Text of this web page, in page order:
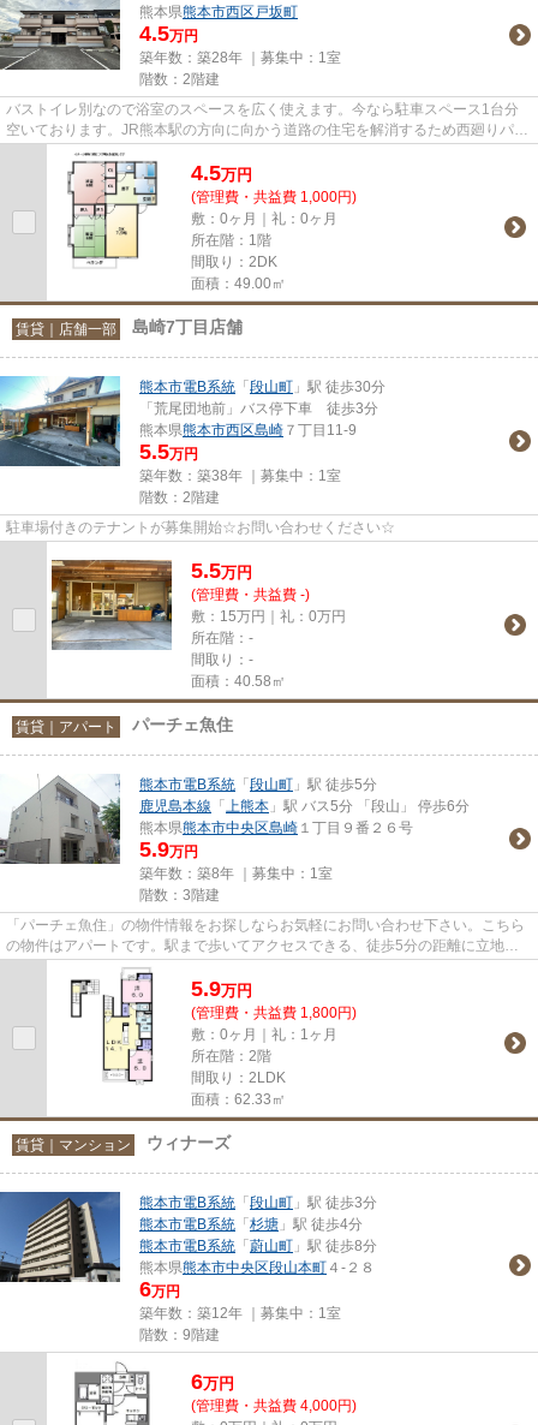
熊本県熊本市西区 戸坂町
4.5万円
築年数：築28年 ｜募集中： 1室
階数：2階建
バストイレ別なので浴室のスペースを広く使えます。今なら駐車スペース1台分
空いております。JR熊本駅の方向に向かう道路の住宅を解消するため西廻りパイ
パスも開通しました。渋滞緩和...
4.5万円
(管理費・共益費 1,000円)
敷：0ヶ月｜礼：0ヶ月
所在階：1階
間取り：2DK
面積：49.00㎡
賃貸｜店舗一部 島崎7丁目店舗
熊本市電B系統 「 段山町 」駅 徒歩30分
「荒尾団地前」バス停下車 徒歩3分
熊本県熊本市西区島崎 ７丁目11-9
5.5万円
築年数：築38年 ｜募集中： 1室
階数：2階建
駐車場付きのテナントが募集開始☆お問い合わせください☆
5.5万円
(管理費・共益費 -)
敷：15万円｜礼：0万円
所在階：-
間取り：-
面積：40.58㎡
賃貸｜アパート パーチェ魚住
熊本市電B系統 「 段山町 」駅 徒歩5分
鹿児島本線 「 上熊本 」駅 バス5分 「段山」 停歩6分
熊本県熊本市中央区島崎 １丁目９番２６号
5.9万円
築年数：築8年 ｜募集中： 1室
階数：3階建
「パーチェ魚住」の物件情報をお探しならお気軽にお問い合わせ下さい。こちら
の物件はアパートです。駅まで歩いてアクセスできる、徒歩5分の距離に立地す
る物件です。平成30年築の物件...
5.9万円
(管理費・共益費 1,800円)
敷：0ヶ月｜礼：1ヶ月
所在階：2階
間取り：2LDK
面積：62.33㎡
賃貸｜マンション ウィナーズ
熊本市電B系統 「 段山町 」駅 徒歩3分
熊本市電B系統 「 杉塘 」駅 徒歩4分
熊本市電B系統 「 蔚山町 」駅 徒歩8分
熊本県熊本市中央区段山本町 ４-２８
6万円
築年数：築12年 ｜募集中： 1室
階数：9階建
6万円
(管理費・共益費 4,000円)